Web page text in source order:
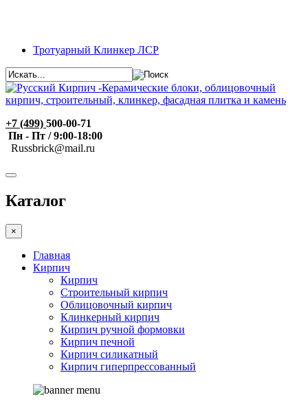
Тротуарный Клинкер ЛСР
+7 (499) 500-00-71
Пн - Пт / 9:00-18:00
Russbrick@mail.ru
Каталог
×
Главная
Кирпич
Кирпич
Строительный кирпич
Облицовочный кирпич
Клинкерный кирпич
Кирпич ручной формовки
Кирпич печной
Кирпич силикатный
Кирпич гиперпрессованный